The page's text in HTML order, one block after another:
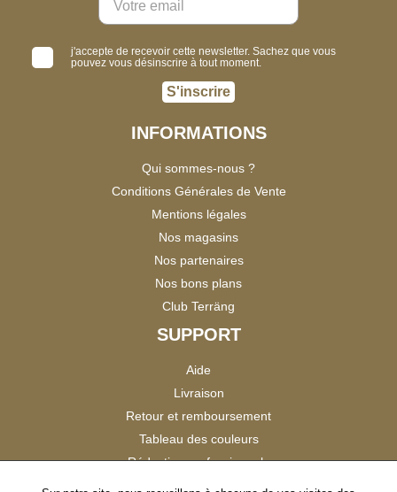
j'accepte de recevoir cette newsletter. Sachez que vous
pouvez vous désinscrire à tout moment.
S'inscrire
INFORMATIONS
Qui sommes-nous ?
Conditions Générales de Vente
Mentions légales
Nos magasins
Nos partenaires
Nos bons plans
Club Terräng
SUPPORT
Aide
Livraison
Retour et remboursement
Tableau des couleurs
Réduction professionnels